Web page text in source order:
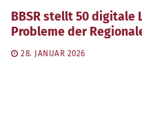
BBSR stellt 50 digitale
Probleme der
28. JANUAR 2026